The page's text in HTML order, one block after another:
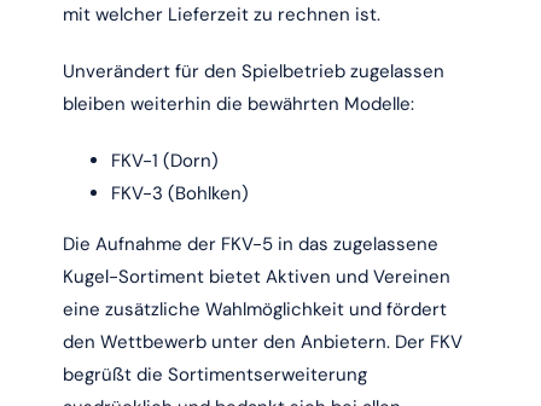
mit welcher Lieferzeit zu rechnen ist.
Unverändert für den Spielbetrieb zugelassen
bleiben weiterhin die bewährten Modelle:
FKV-1 (Dorn)
FKV-3 (Bohlken)
Die Aufnahme der FKV-5 in das zugelassene
Kugel-Sortiment bietet Aktiven und Vereinen
eine zusätzliche Wahlmöglichkeit und fördert
den Wettbewerb unter den Anbietern. Der FKV
begrüßt die Sortimentserweiterung